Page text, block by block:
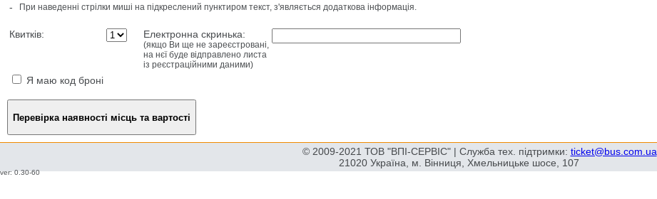
- При наведенні стрілки миші на підкреслений пунктиром текст, з'являється додаткова інформація.
Квитків: Електронна скринька:
(якщо Ви ще не зареєстровані,
на нєї буде відправлено листа
із реєстраційними даними)
Я маю код броні
© 2009-2021 ТОВ "ВПІ-СЕРВІС" | Служба тех. підтримки: ticket@bus.com.ua
21020 Україна, м. Вінниця, Хмельницьке шосе, 107
ver: 0.30-60